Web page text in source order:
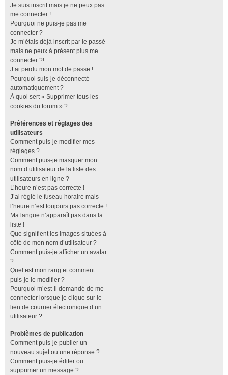
Je suis inscrit mais je ne peux pas
me connecter !
Pourquoi ne puis-je pas me
connecter ?
Je m’étais déjà inscrit par le passé
mais ne peux à présent plus me
connecter ?!
J’ai perdu mon mot de passe !
Pourquoi suis-je déconnecté
automatiquement ?
À quoi sert « Supprimer tous les
cookies du forum » ?
Préférences et réglages des
utilisateurs
Comment puis-je modifier mes
réglages ?
Comment puis-je masquer mon
nom d’utilisateur de la liste des
utilisateurs en ligne ?
L’heure n’est pas correcte !
J’ai réglé le fuseau horaire mais
l’heure n’est toujours pas correcte !
Ma langue n’apparaît pas dans la
liste !
Que signifient les images situées à
côté de mon nom d’utilisateur ?
Comment puis-je afficher un avatar
?
Quel est mon rang et comment
puis-je le modifier ?
Pourquoi m’est-il demandé de me
connecter lorsque je clique sur le
lien de courrier électronique d’un
utilisateur ?
Problèmes de publication
Comment puis-je publier un
nouveau sujet ou une réponse ?
Comment puis-je éditer ou
supprimer un message ?